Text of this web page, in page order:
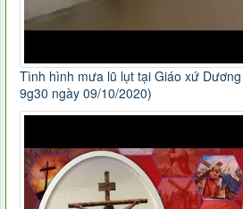
Tình hình mưa lũ lụt tại Giáo xứ
9g30 ngày 09/10/2020)